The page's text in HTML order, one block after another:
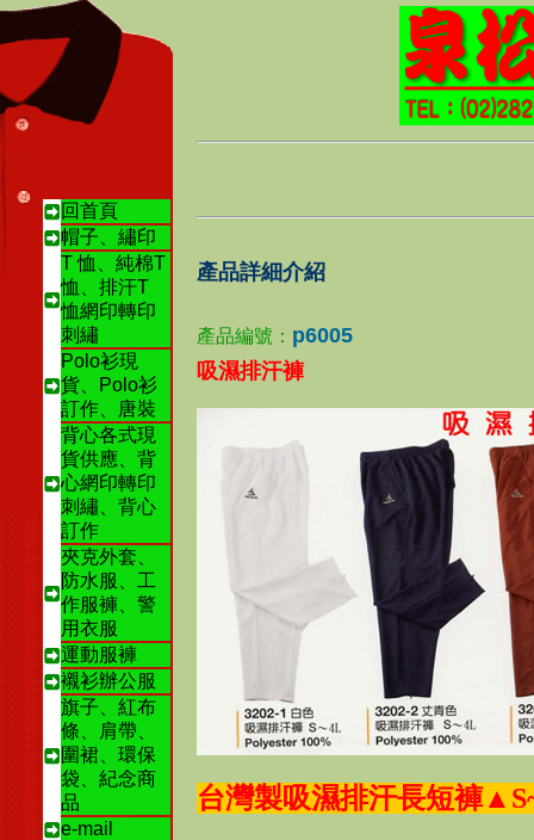
回首頁
帽子、繡印
T 恤、純棉T
恤、排汗T
恤網印轉印
刺繡
Polo衫現
貨、Polo衫
訂作、唐裝
背心各式現
貨供應、背
心網印轉印
刺繡、背心
訂作
夾克外套、
防水服、工
作服褲、警
用衣服
運動服褲
襯衫辦公服
旗子、紅布
條、肩帶、
圍裙、環保
袋、紀念商
品
e-mail
產品詳細介紹
產品編號： p6005
吸濕排汗褲
台灣製吸濕排汗長短褲